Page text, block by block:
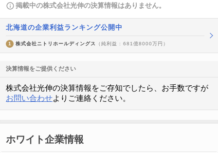
掲載中の株式会社光伸の決算情報はありません。
北海道の企業利益ランキング公開中
1 株式会社ニトリホールディングス （純利益 : 681億8000万円）
決算情報をご提供ください
株式会社光伸の決算情報をご存知でしたら、お手数ですが
お問い合わせよりご連絡ください。
ホワイト企業情報